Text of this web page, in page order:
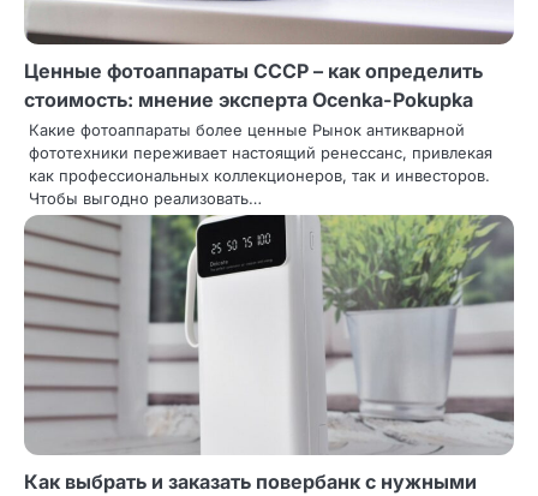
Ценные фотоаппараты СССР – как определить
стоимость: мнение эксперта Ocenka-Pokupka
Какие фотоаппараты более ценные Рынок антикварной
фототехники переживает настоящий ренессанс, привлекая
как профессиональных коллекционеров, так и инвесторов.
Чтобы выгодно реализовать…
Как выбрать и заказать повербанк с нужными